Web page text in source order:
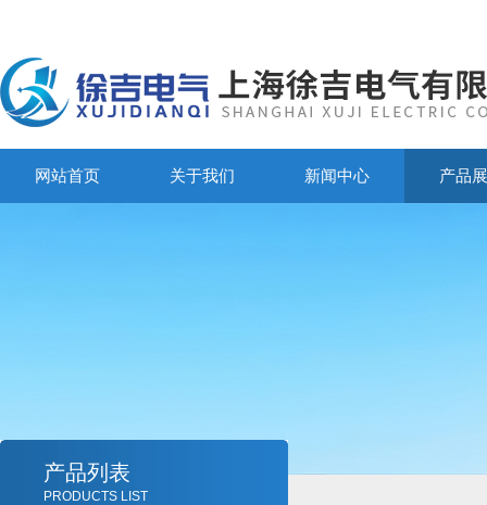
网站首页 关于我们 新闻中心 产品
产品列表
PRODUCTS LIST